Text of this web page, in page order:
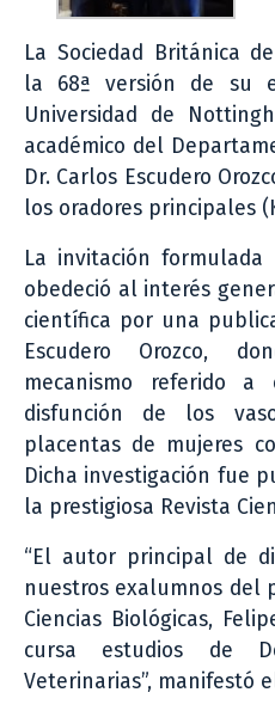
La Sociedad Británica
la 68ª versión de su
Universidad de
académico del
Dr. Carlos Escudero
los oradores principales
La invitación
obedeció al interés
científica por una
Escudero Orozco,
mecanismo referido
disfunción de los
placentas de mujeres
Dicha investigación fue
la prestigiosa Revista
“El autor principal de
nuestros exalumnos del
Ciencias Biológicas,
cursa estudios de
Veterinarias”, manifestó